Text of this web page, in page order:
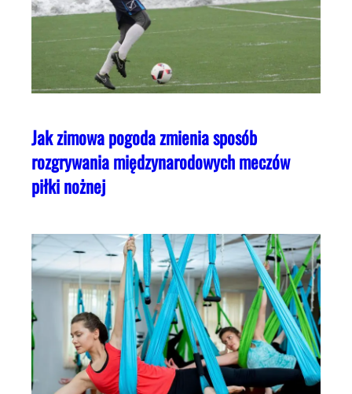
Jak zimowa pogoda zmienia sposób
rozgrywania międzynarodowych meczów
piłki nożnej